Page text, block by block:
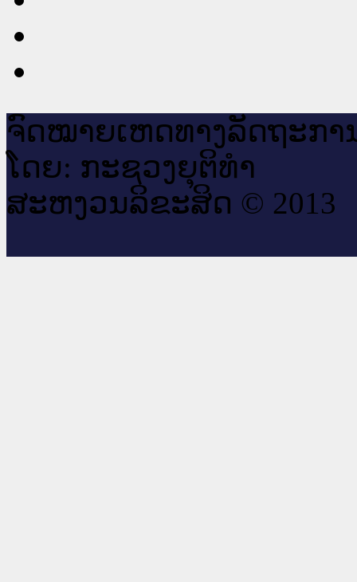
ຈົດ​ໝາຍ​ເຫດ​ທາງ​ລັດ​ຖະ​ກາ
ໂດຍ: ກະ​ຊວງຍຸ​ຕິ​ທຳ
ສະ​ຫງວນ​ລິ​ຂະ​ສິດ © 2013